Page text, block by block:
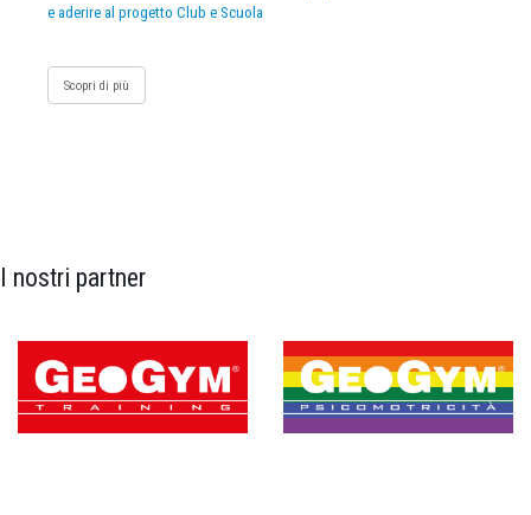
e aderire al progetto Club e Scuola
Scopri di più
I nostri partner